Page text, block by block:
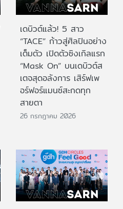
เดบิวต์แล้ว! 5 สาว
“TACE” ก้าวสู่ศิลปินอย่าง
เต็มตัว เปิดตัวซิงเกิลแรก
“Mask On” บนเดบิวต์ส
เตจสุดอลังการ เสิร์ฟเพ
อร์ฟอร์แมนซ์สะกดทุก
สายตา
26 กรกฎาคม 2026